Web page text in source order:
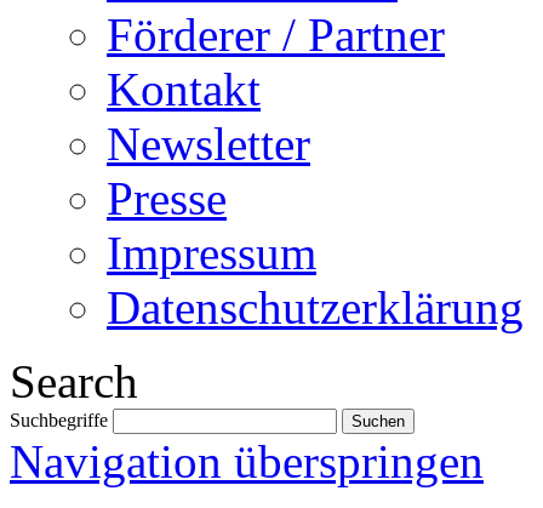
Förderer / Partner
Kontakt
Newsletter
Presse
Impressum
Datenschutzerklärung
Search
Suchbegriffe
Navigation überspringen